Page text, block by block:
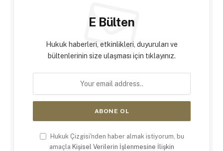
E Bülten
Hukuk haberleri, etkinlikleri, duyuruları ve
bültenlerinin size ulaşması için tıklayınız.
Hukuk Çizgisi'nden haber almak istiyorum, bu
amaçla Kişisel Verilerin İşlenmesine İlişkin